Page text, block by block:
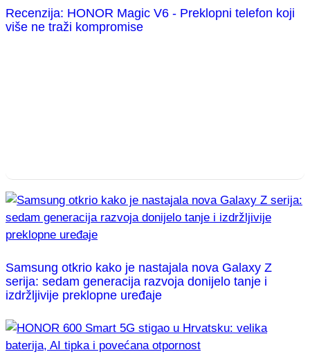
Recenzija: HONOR Magic V6 - Preklopni telefon koji
više ne traži kompromise
Samsung otkrio kako je nastajala nova Galaxy Z
serija: sedam generacija razvoja donijelo tanje i
izdržljivije preklopne uređaje